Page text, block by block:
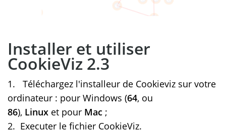
Installer et utiliser
CookieViz 2.3
1. Téléchargez l'installeur de Cookieviz sur votre
ordinateur : pour Windows (64, ou
86), Linux et pour Mac ;
2. Executer le fichier CookieViz.